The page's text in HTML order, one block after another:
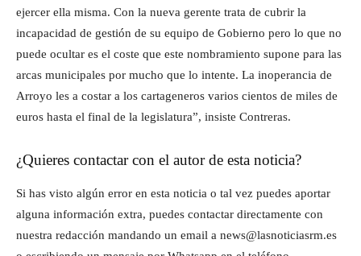
ejercer ella misma. Con la nueva gerente trata de cubrir la
incapacidad de gestión de su equipo de Gobierno pero lo que no
puede ocultar es el coste que este nombramiento supone para las
arcas municipales por mucho que lo intente. La inoperancia de
Arroyo les a costar a los cartageneros varios cientos de miles de
euros hasta el final de la legislatura”, insiste Contreras.
¿Quieres contactar con el autor de esta noticia?
Si has visto algún error en esta noticia o tal vez puedes aportar
alguna información extra, puedes contactar directamente con
nuestra redacción mandando un email a news@lasnoticiasrm.es